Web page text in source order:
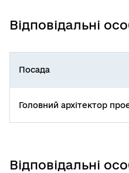
Відповідальні
Посада
Головний архітектор
Відповідальні